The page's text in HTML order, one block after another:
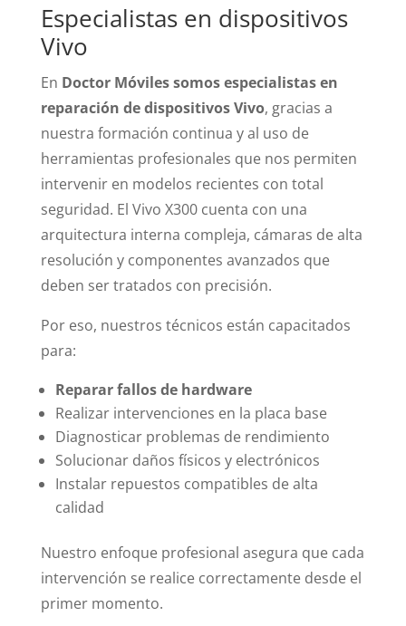
Especialistas en dispositivos
Vivo
En Doctor Móviles somos especialistas en
reparación de dispositivos Vivo, gracias a
nuestra formación continua y al uso de
herramientas profesionales que nos permiten
intervenir en modelos recientes con total
seguridad. El Vivo X300 cuenta con una
arquitectura interna compleja, cámaras de alta
resolución y componentes avanzados que
deben ser tratados con precisión.
Por eso, nuestros técnicos están capacitados
para:
Reparar fallos de hardware
Realizar intervenciones en la placa base
Diagnosticar problemas de rendimiento
Solucionar daños físicos y electrónicos
Instalar repuestos compatibles de alta
calidad
Nuestro enfoque profesional asegura que cada
intervención se realice correctamente desde el
primer momento.